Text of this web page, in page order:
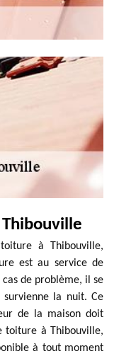
à Thibouville,
est au service de
de problème, il se
survienne la nuit. Ce
de la maison doit
toiture à Thibouville,
à tout moment